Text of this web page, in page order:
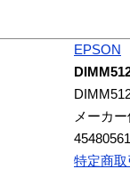
EPSON
メーカ
特定商